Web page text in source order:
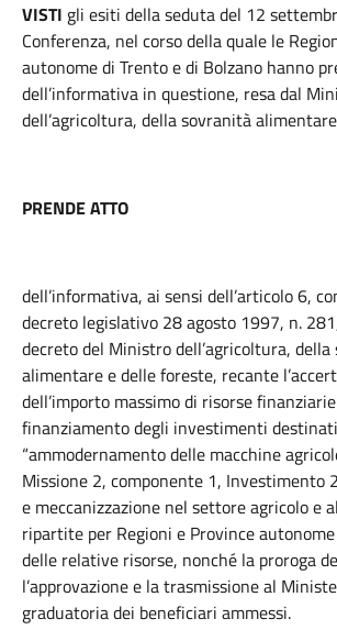
VISTI gli esiti della seduta del 12
Conferenza, nel corso della quale le
autonome di Trento e di Bolzano hanno
dell’informativa in questione, resa dal
dell’agricoltura, della sovranità
PRENDE ATTO
dell’informativa, ai sensi dell’articolo 6,
decreto legislativo 28 agosto 1997, n.
decreto del Ministro dell’agricoltura,
alimentare e delle foreste, recante
dell’importo massimo di risorse
finanziamento degli investimenti
“ammodernamento delle macchine
Missione 2, componente 1, Investimento
e meccanizzazione nel settore agricolo e
ripartite per Regioni e Province autonome
delle relative risorse, nonché la proroga
l’approvazione e la trasmissione al
graduatoria dei beneficiari ammessi.